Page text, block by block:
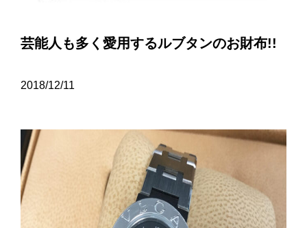
芸能人も多く愛用するルブタンのお財布!!
2018/12/11